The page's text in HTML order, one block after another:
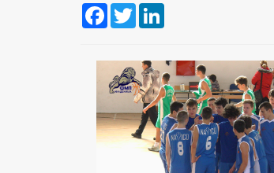
Facebook
Twitter